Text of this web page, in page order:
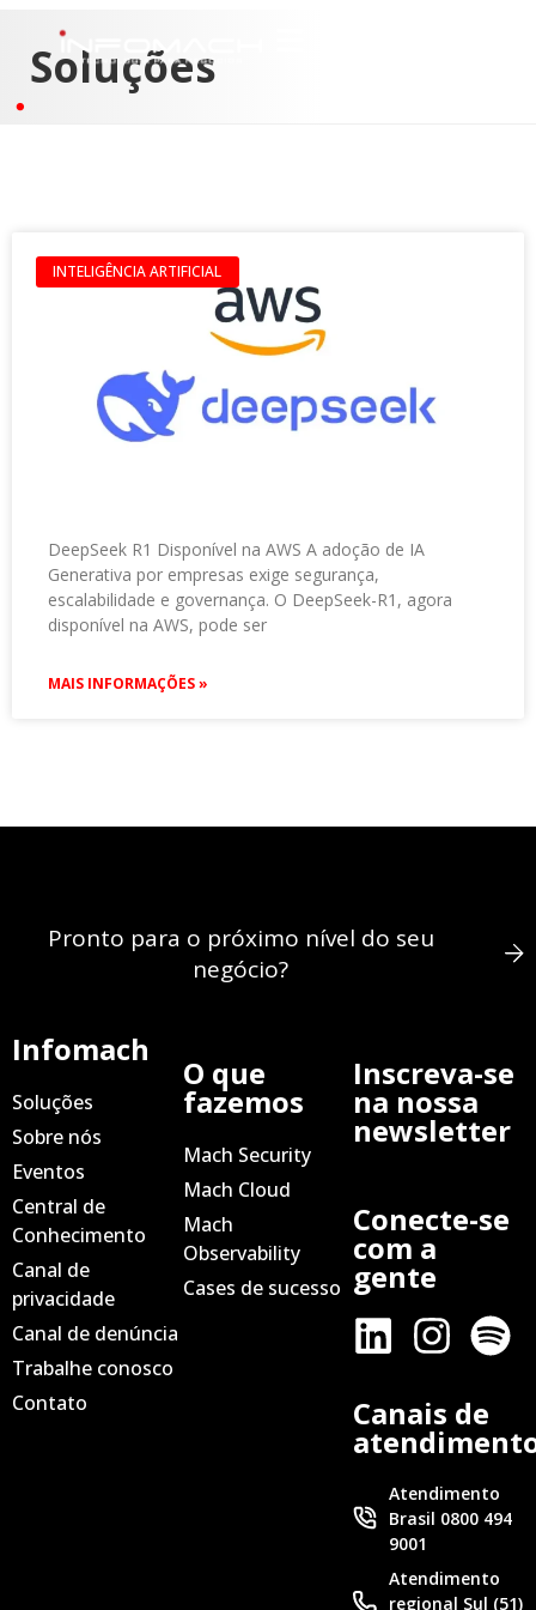
Soluções
INTELIGÊNCIA ARTIFICIAL
DeepSeek R1 Disponível na AWS A adoção de IA
Generativa por empresas exige segurança,
escalabilidade e governança. O DeepSeek-R1, agora
disponível na AWS, pode ser
MAIS INFORMAÇÕES »
Pronto para o próximo nível do seu
negócio?
Infomach
Soluções
Sobre nós
Eventos
Central de
Conhecimento
Canal de
privacidade
Canal de denúncia
Trabalhe conosco
Contato
O que
fazemos
Mach Security
Mach Cloud
Mach
Observability
Cases de sucesso
Inscreva-se
na nossa
newsletter
Conecte-se
com a
gente
Canais de
Atendimento
Brasil 0800 494
9001
Atendimento
regional Sul (51)